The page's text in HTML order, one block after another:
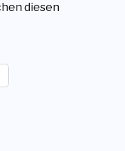
diesen